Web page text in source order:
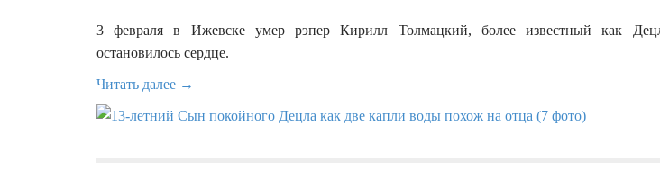
3 февраля в Ижевске умер рэпер Кирилл Толмацкий, более известный как
остановилось сердце.
Читать далее →